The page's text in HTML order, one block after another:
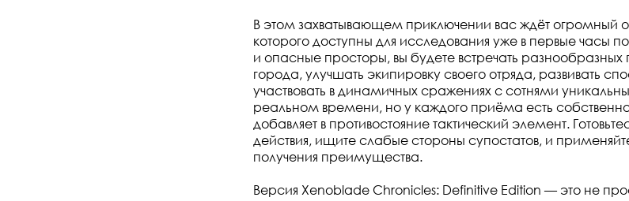
В этом захватывающем приключении вас ждёт огромный
которого доступны для исследования уже в первые часы
и опасные просторы, вы будете встречать
города, улучшать экипировку своего отряда, развивать
участвовать в динамичных сражениях с сотнями
реальном времени, но у каждого приёма есть
добавляет в противостояние тактический элемент.
действия, ищите слабые стороны супостатов, и
получения преимущества.
Версия Xenoblade Chronicles: Definitive Edition — это не